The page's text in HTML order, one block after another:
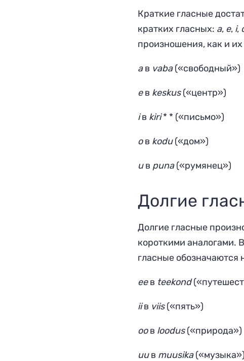
Краткие гласные
кратких гласных: а, е, i,
произношения, как и
ав vaba(«свободный»)
eв keskus(«центр»)
iв kiri* * («письмо»)
oв kodu(«дом»)
uв puna(«румянец»)
Долгие
Долгие гласные
короткими аналогами.
гласные обозначаются
еев teekond
iiв viis(«пять»)
ooв loodus(«природа»)
uuв muusika(«музыка»)